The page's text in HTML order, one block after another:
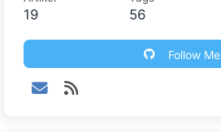
19 56
Follow Me